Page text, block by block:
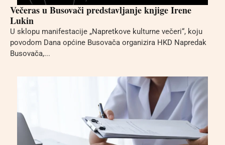
Večeras u Busovači predstavljanje knjige Irene
Lukin
U sklopu manifestacije „Napretkove kulturne večeri“, koju
povodom Dana općine Busovača organizira HKD Napredak
Busovača,...